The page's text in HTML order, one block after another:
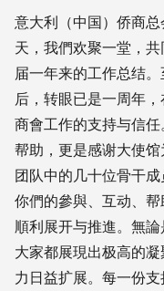
意大利（中国）侨商
天，我們欢聚一堂，
届一年来的工作总结
后，转眼已是一周年
商會工作的支持与信
帮助，更是感谢大使
团队中的几十位骨干
你們的參與、互动、
順利展开与推進。無
大家都展現出极高的
力日益扩展。每一份